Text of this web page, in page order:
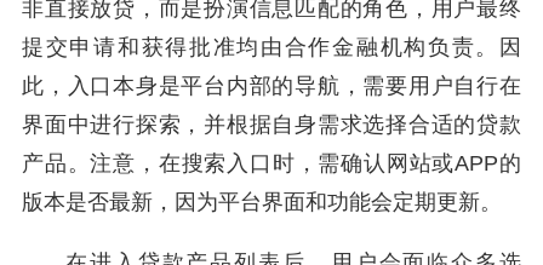
非直接放贷，而是扮演信息匹配的角色，用户最终
提交申请和获得批准均由合作金融机构负责。因
此，入口本身是平台内部的导航，需要用户自行在
界面中进行探索，并根据自身需求选择合适的贷款
产品。注意，在搜索入口时，需确认网站或APP的
版本是否最新，因为平台界面和功能会定期更新。